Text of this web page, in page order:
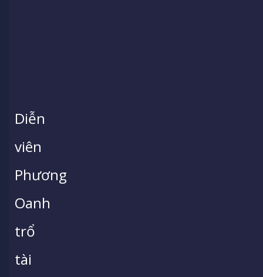
Diễn
viên
Phương
Oanh
trổ
tài